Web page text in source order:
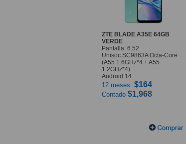
ZTE BLADE A35E 64GB
VERDE
Pantalla: 6.52
Unisoc SC9863A Octa-Core
(A55 1.6GHz*4 + A55
1.2GHz*4)
Android 14
12 meses: $164
Contado $1,968